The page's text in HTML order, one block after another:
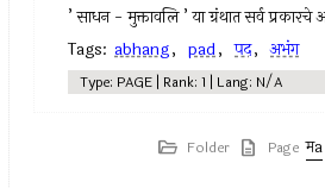
’ साधन - मुक्तावलि ’ या ग्रंथात सर्व
Tags: abhang, pad, पद, अभंग
Type: PAGE | Rank: 1 | Lang: N/A
Folder Page